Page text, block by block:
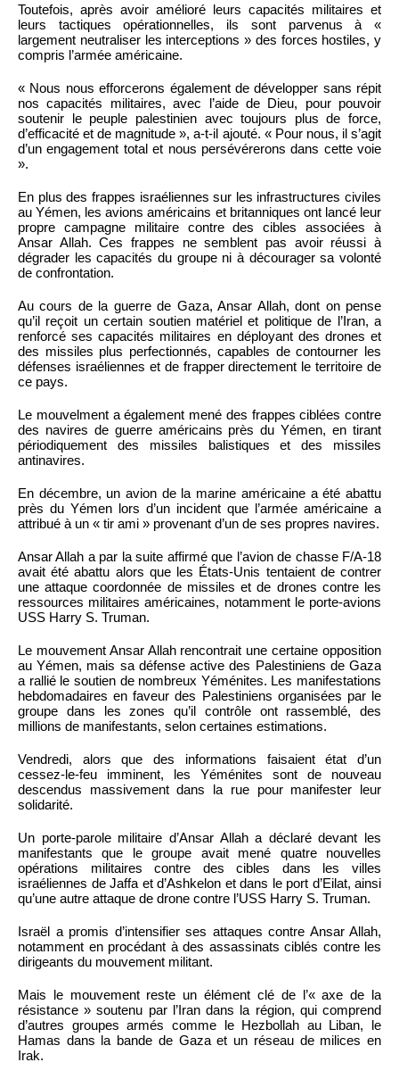
Toutefois, après avoir amélioré leurs capacités militaires et
leurs tactiques opérationnelles, ils sont parvenus à «
largement neutraliser les interceptions » des forces hostiles, y
compris l’armée américaine.
« Nous nous efforcerons également de développer sans répit
nos capacités militaires, avec l’aide de Dieu, pour pouvoir
soutenir le peuple palestinien avec toujours plus de force,
d’efficacité et de magnitude », a-t-il ajouté. « Pour nous, il s’agit
d’un engagement total et nous persévérerons dans cette voie
».
En plus des frappes israéliennes sur les infrastructures civiles
au Yémen, les avions américains et britanniques ont lancé leur
propre campagne militaire contre des cibles associées à
Ansar Allah. Ces frappes ne semblent pas avoir réussi à
dégrader les capacités du groupe ni à décourager sa volonté
de confrontation.
Au cours de la guerre de Gaza, Ansar Allah, dont on pense
qu’il reçoit un certain soutien matériel et politique de l’Iran, a
renforcé ses capacités militaires en déployant des drones et
des missiles plus perfectionnés, capables de contourner les
défenses israéliennes et de frapper directement le territoire de
ce pays.
Le mouvelment a également mené des frappes ciblées contre
des navires de guerre américains près du Yémen, en tirant
périodiquement des missiles balistiques et des missiles
antinavires.
En décembre, un avion de la marine américaine a été abattu
près du Yémen lors d’un incident que l’armée américaine a
attribué à un « tir ami » provenant d’un de ses propres navires.
Ansar Allah a par la suite affirmé que l’avion de chasse F/A-18
avait été abattu alors que les États-Unis tentaient de contrer
une attaque coordonnée de missiles et de drones contre les
ressources militaires américaines, notamment le porte-avions
USS Harry S. Truman.
Le mouvement Ansar Allah rencontrait une certaine opposition
au Yémen, mais sa défense active des Palestiniens de Gaza
a rallié le soutien de nombreux Yéménites. Les manifestations
hebdomadaires en faveur des Palestiniens organisées par le
groupe dans les zones qu’il contrôle ont rassemblé, des
millions de manifestants, selon certaines estimations.
Vendredi, alors que des informations faisaient état d’un
cessez-le-feu imminent, les Yéménites sont de nouveau
descendus massivement dans la rue pour manifester leur
solidarité.
Un porte-parole militaire d’Ansar Allah a déclaré devant les
manifestants que le groupe avait mené quatre nouvelles
opérations militaires contre des cibles dans les villes
israéliennes de Jaffa et d’Ashkelon et dans le port d’Eilat, ainsi
qu’une autre attaque de drone contre l’USS Harry S. Truman.
Israël a promis d’intensifier ses attaques contre Ansar Allah,
notamment en procédant à des assassinats ciblés contre les
dirigeants du mouvement militant.
Mais le mouvement reste un élément clé de l’« axe de la
résistance » soutenu par l’Iran dans la région, qui comprend
d’autres groupes armés comme le Hezbollah au Liban, le
Hamas dans la bande de Gaza et un réseau de milices en
Irak.